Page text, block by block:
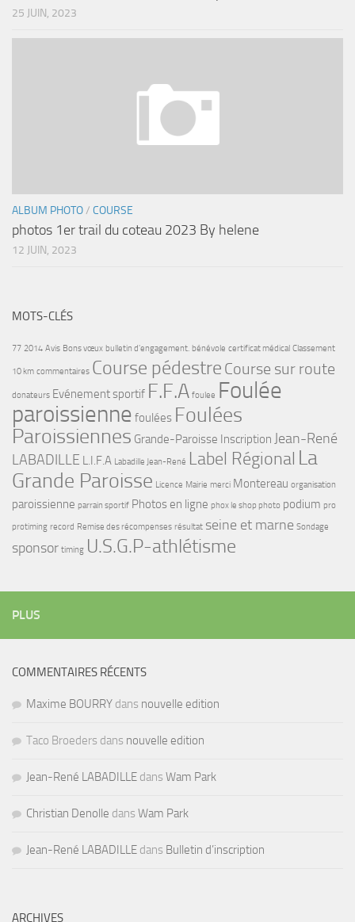
25 JUIN, 2023
ALBUM PHOTO/ COURSE
photos 1er trail du coteau 2023 By helene
12 JUIN, 2023
MOTS-CLÉS
77 2014 Avis Bons vœux bulletin d'engagement. bénévole certificat médical Classement
10 km commentaires Course pédestre Course sur route
donateurs Evénement sportif F.F.A foulee Foulée
paroissienne foulées Foulées
Paroissiennes Grande-Paroisse Inscription Jean-René
LABADILLE L.I.F.A Labadille Jean-René Label Régional La
Grande Paroisse Licence Mairie merci Montereau organisation
paroissienne parrain sportif Photos en ligne phox le shop photo podium pro
protiming record Remise des récompenses résultat seine et marne Sondage
sponsor timing U.S.G.P-athlétisme
PLUS
COMMENTAIRES RÉCENTS
Maxime BOURRY dans nouvelle edition
Taco Broeders dans nouvelle edition
Jean-René LABADILLE dans Wam Park
Christian Denolle dans Wam Park
Jean-René LABADILLE dans Bulletin d’inscription
ARCHIVES